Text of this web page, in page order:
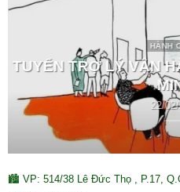
HÀNH
TUYỂN TRỢ LÝ VẬN
22/
🏙 VP: 514/38 Lê Đức Thọ , P.17,